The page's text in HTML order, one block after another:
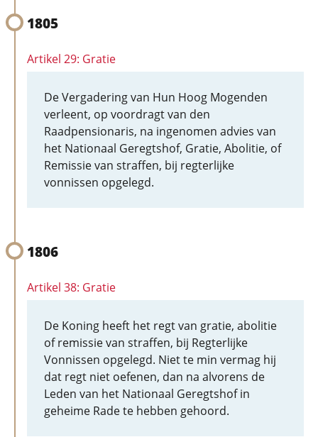
1805
Artikel 29: Gratie
De Vergadering van Hun Hoog Mogenden
verleent, op voordragt van den
Raadpensionaris, na ingenomen advies van
het Nationaal Geregtshof, Gratie, Abolitie, of
Remissie van straffen, bij regterlijke
vonnissen opgelegd.
1806
Artikel 38: Gratie
De Koning heeft het regt van gratie, abolitie
of remissie van straffen, bij Regterlijke
Vonnissen opgelegd. Niet te min vermag hij
dat regt niet oefenen, dan na alvorens de
Leden van het Nationaal Geregtshof in
geheime Rade te hebben gehoord.